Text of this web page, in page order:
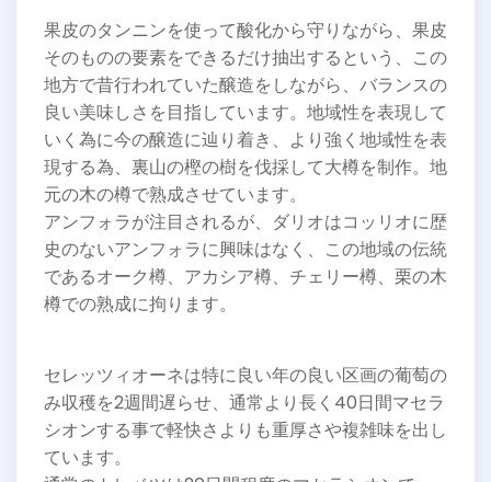
果皮のタンニンを使って酸化から守りながら、果皮
そのものの要素をできるだけ抽出するという、この
地方で昔行われていた醸造をしながら、バランスの
良い美味しさを目指しています。地域性を表現して
いく為に今の醸造に辿り着き、より強く地域性を表
現する為、裏山の樫の樹を伐採して大樽を制作。地
元の木の樽で熟成させています。
アンフォラが注目されるが、ダリオはコッリオに歴
史のないアンフォラに興味はなく、この地域の伝統
であるオーク樽、アカシア樽、チェリー樽、栗の木
樽での熟成に拘ります。
セレッツィオーネは特に良い年の良い区画の葡萄の
み収穫を2週間遅らせ、通常より長く40日間マセラ
シオンする事で軽快さよりも重厚さや複雑味を出し
ています。